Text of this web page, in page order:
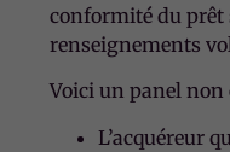
conformité du prêt
renseignements
Voici un panel non
L’acquéreur